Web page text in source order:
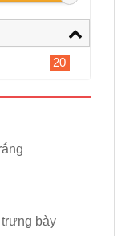
20
bày